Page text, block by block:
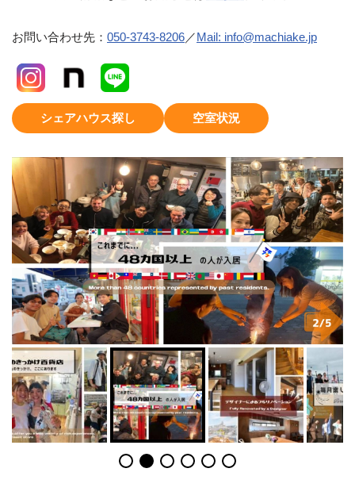
お問い合わせ先： 050-3743-8206／Mail: info@machiake.jp
シェアハウス探し 空室状況